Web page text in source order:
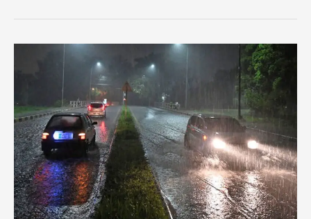
محکمہ
موسمیات
خیبرپختونخوا
موسم
کی
تازہ
صورتحال
جاری
کر